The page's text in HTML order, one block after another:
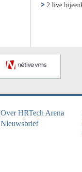
2 live
Over HRTech Arena
Nieuwsbrief